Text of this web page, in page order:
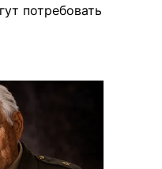
потребовать